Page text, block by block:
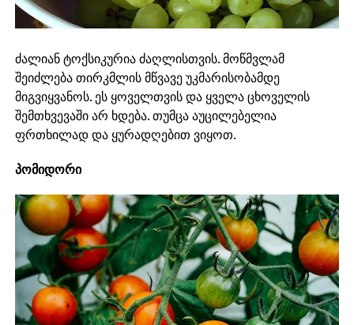
ძალიან ტოქსიკურია ძაღლისთვის. მოწმვლამ
შეიძლება თირკმლის მწვავე უკმარისობამდე
მიგვიყვანოს. ეს ყოველთვის და ყველა ცხოველის
შემთხვევაში არ ხდება. თუმცა აუცილებელია
ფრთხილად და ყურადღებით ვიყოთ.
პომიდორი